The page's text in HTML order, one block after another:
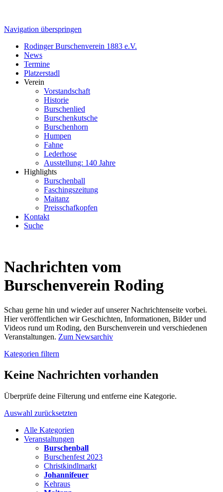
Navigation überspringen
Rodinger Burschenverein 1883 e.V.
News
Termine
Platzerstadl
Verein
Vorstandschaft
Historie
Burschenlied
Burschenkutsche
Burschenhorn
Humpen
Fahne
Lederhose
Ausstellung: 140 Jahre
Highlights
Burschenball
Faschingszeitung
Maitanz
Preisschafkopfen
Kontakt
Suche
Nachrichten vom
Burschenverein Roding
Schau gerne hin und wieder auf unserer Nachrichtenseite vorbei.
Hier veröffentlichen wir Geschichten, Informationen, Bilder und
Videos rund um Roding, den Burschenverein und verschiedenen
Veranstaltungen. Zum Newsarchiv
Kategorien filtern
Keine Nachrichten vorhanden
Überprüfe deine Filterung und entferne eine Kategorie.
Auswahl zurücksetzten
Alle Kategorien
Veranstaltungen
Burschenball
Burschenfest 2023
Christkindlmarkt
Johannifeuer
Kehraus